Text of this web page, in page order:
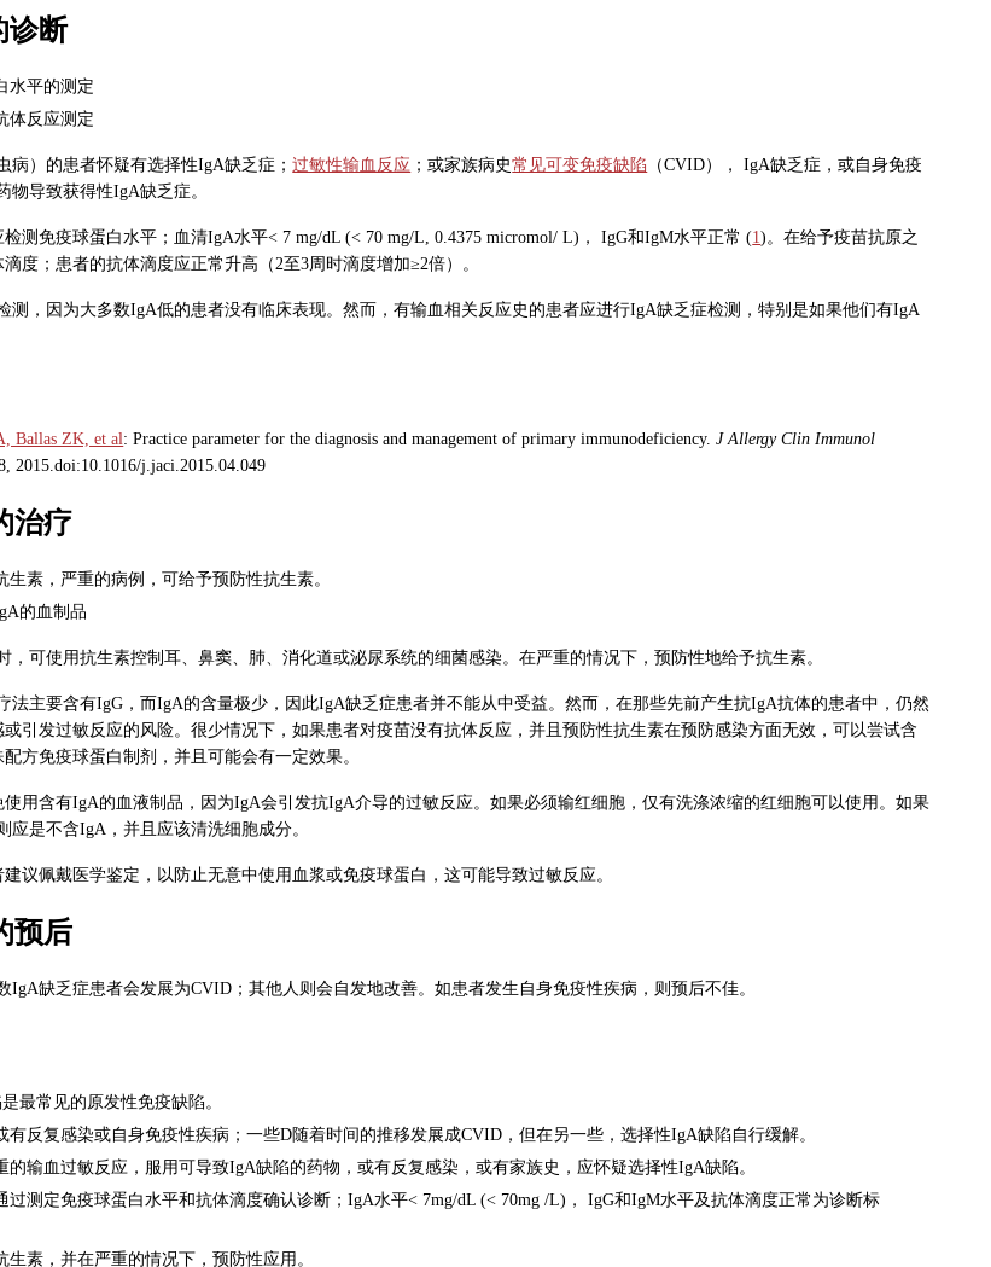
诊断
水平的测定
体反应测定
病）的患者怀疑有选择性IgA缺乏症；过敏性输血反应 ；或家族病史常见可变免疫缺陷 （CVID）， IgA缺乏症，或自身免疫
物导致获得性IgA缺乏症。
测免疫球蛋白水平；血清IgA水平< 7 mg/dL (< 70 mg/L, 0.4375 micromol/ L)， IgG和IgM水平正常 (1)。在给予疫苗抗原之
度；患者的抗体滴度应正常升高（2至3周时滴度增加≥2倍）。
测，因为大多数IgA低的患者没有临床表现。然而，有输血相关反应史的患者应进行IgA缺乏症检测，特别是如果他们有IgA
Ballas ZK, et al: Practice parameter for the diagnosis and management of primary immunodeficiency.J Allergy Clin Immunol
2015.doi:10.1016/j.jaci.2015.04.049
治疗
生素，严重的病例，可给予预防性抗生素。
的血制品
，可使用抗生素控制耳、鼻窦、肺、消化道或泌尿系统的细菌感染。在严重的情况下，预防性地给予抗生素。
法主要含有IgG，而IgA的含量极少，因此IgA缺乏症患者并不能从中受益。然而，在那些先前产生抗IgA抗体的患者中，仍然
引发过敏反应的风险。很少情况下，如果患者对疫苗没有抗体反应，并且预防性抗生素在预防感染方面无效，可以尝试含
方免疫球蛋白制剂，并且可能会有一定效果。
用含有IgA的血液制品，因为IgA会引发抗IgA介导的过敏反应。如果必须输红细胞，仅有洗涤浓缩的红细胞可以使用。如果
应是不含IgA，并且应该清洗细胞成分。
议佩戴医学鉴定，以防止无意中使用血浆或免疫球蛋白，这可能导致过敏反应。
预后
IgA缺乏症患者会发展为CVID；其他人则会自发地改善。如患者发生自身免疫性疾病，则预后不佳。
最常见的原发性免疫缺陷。
有反复感染或自身免疫性疾病；一些D随着时间的推移发展成CVID，但在另一些，选择性IgA缺陷自行缓解。
的输血过敏反应，服用可导致IgA缺陷的药物，或有反复感染，或有家族史，应怀疑选择性IgA缺陷。
过测定免疫球蛋白水平和抗体滴度确认诊断；IgA水平< 7mg/dL (< 70mg /L)， IgG和IgM水平及抗体滴度正常为诊断标
生素，并在严重的情况下，预防性应用。